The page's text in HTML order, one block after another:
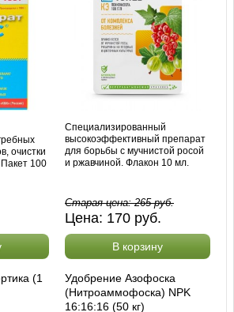
очистки
100
Специализированный
высокоэффективный препарат
для борьбы с мучнистой росой
и ржавчиной. Флакон 10 мл.
Старая цена:265руб.
Цена: 170 руб.
В корзину
(1
Удобрение Азофоска
(Нитроаммофоска) NPK
16:16:16 (50 кг)